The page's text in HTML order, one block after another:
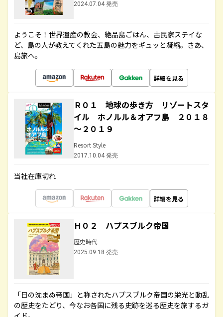
2024.07.04 発売
ようこそ！世界遺産の教会、絶品島ごはん、古民家ステイな
ど、島の人が教えてくれた五島の魅力をギュッと凝縮。さあ、
島旅へ。
詳細を見る
Ｒ０１ 地球の歩き方 リゾートスタ
イル ホノルル＆オアフ島 ２０１８
～２０１９
Resort Style
2017.10.04 発売
当社在庫切れ
詳細を見る
Ｈ０２ ハプスブルク帝国
歴史時代
2025.09.18 発売
「日の沈まぬ帝国」と称されたハプスブルク帝国の栄光と動乱
の歴史をたどり、今なお各国に残る史跡を巡る歴史を旅するガ